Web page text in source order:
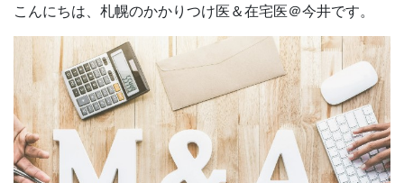
こんにちは、札幌のかかりつけ医＆在宅医＠今井です。